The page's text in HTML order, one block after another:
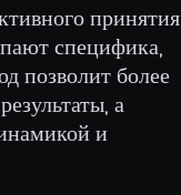
принятия
специфика,
позволит более
а
и